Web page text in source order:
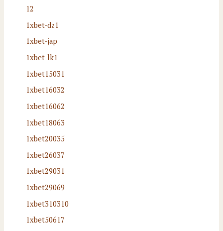
12
1xbet-dz1
1xbet-jap
1xbet-lk1
1xbet15031
1xbet16032
1xbet16062
1xbet18063
1xbet20035
1xbet26037
1xbet29031
1xbet29069
1xbet310310
1xbet50617